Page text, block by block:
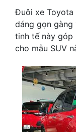
Đuôi xe Toyota
dáng gọn gàng
tinh tế này góp
cho mẫu SUV